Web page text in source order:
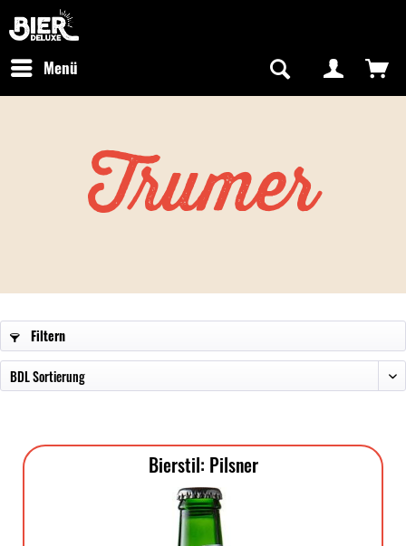
Kostenfreier Versand in Deutschland
Menü
Trumer
Filtern
Bierstil: Pilsner